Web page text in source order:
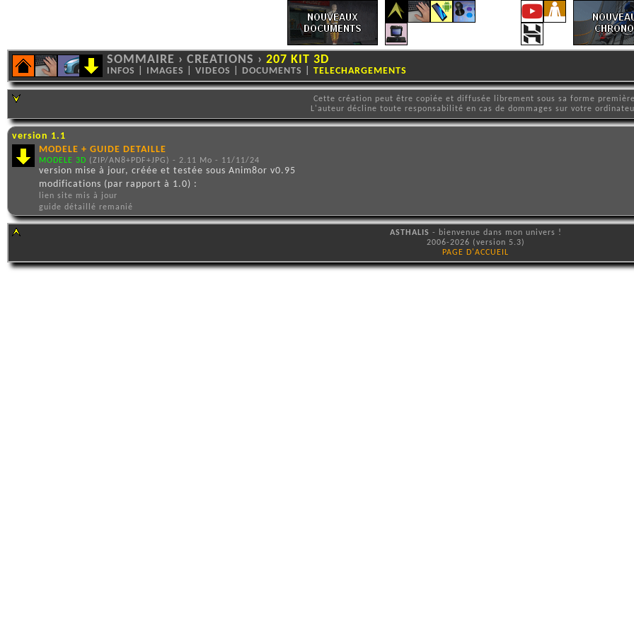
SOMMAIRE › CREATIONS › 207 KIT 3D
INFOS IMAGES VIDEOS DOCUMENTS TELECHARGEMENTS
Cette création peut être copiée et diffusée librement sous sa forme
L'auteur décline toute responsabilité en cas de dommages sur votre
version 1.1
MODELE + GUIDE DETAILLE
MODELE 3D (ZIP/AN8+PDF+JPG) - 2.11 Mo - 11/11/24
version mise à jour, créée et testée sous Anim8or v0.95
modifications (par rapport à 1.0) :
lien site mis à jour
guide détaillé remanié
ASTHALIS - bienvenue dans mon univers !
2006-2026 (version 5.3)
PAGE D'ACCUEIL